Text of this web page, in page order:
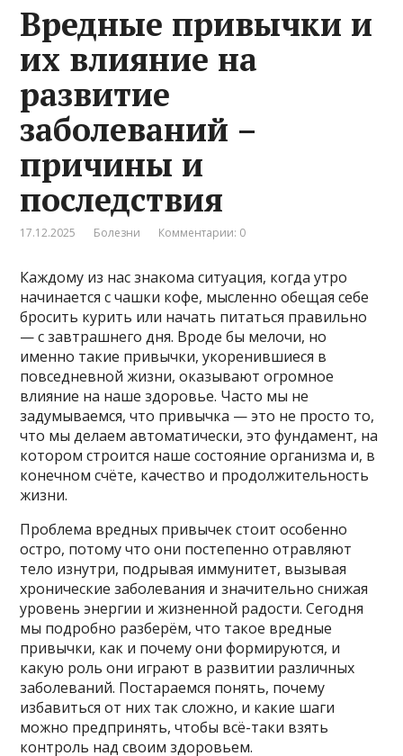
Вредные привычки и
их влияние на
развитие
заболеваний –
причины и
последствия
17.12.2025 Болезни Комментарии: 0
Каждому из нас знакома ситуация, когда утро
начинается с чашки кофе, мысленно обещая себе
бросить курить или начать питаться правильно
— с завтрашнего дня. Вроде бы мелочи, но
именно такие привычки, укоренившиеся в
повседневной жизни, оказывают огромное
влияние на наше здоровье. Часто мы не
задумываемся, что привычка — это не просто то,
что мы делаем автоматически, это фундамент, на
котором строится наше состояние организма и, в
конечном счёте, качество и продолжительность
жизни.
Проблема вредных привычек стоит особенно
остро, потому что они постепенно отравляют
тело изнутри, подрывая иммунитет, вызывая
хронические заболевания и значительно снижая
уровень энергии и жизненной радости. Сегодня
мы подробно разберём, что такое вредные
привычки, как и почему они формируются, и
какую роль они играют в развитии различных
заболеваний. Постараемся понять, почему
избавиться от них так сложно, и какие шаги
можно предпринять, чтобы всё-таки взять
контроль над своим здоровьем.